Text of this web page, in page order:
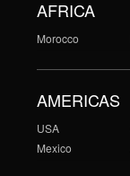
AFRICA
Morocco
AMERICAS
USA
Mexico